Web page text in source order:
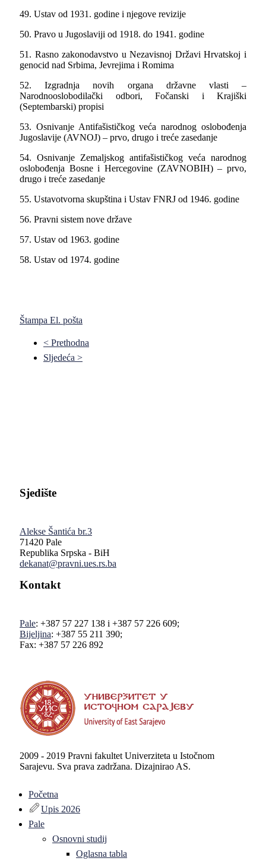
49. Ustav od 1931. godine i njegove revizije
50. Pravo u Jugoslaviji od 1918. do 1941. godine
51. Rasno zakonodavstvo u Nezavisnoj Državi Hrvatskoj i
genocid nad Srbima, Jevrejima i Romima
52. Izgradnja novih organa državne vlasti –
Narodnooslobodilački odbori, Fočanski i Krajiški
(Septembarski) propisi
53. Osnivanje Antifašističkog veća narodnog oslobođenja
Jugoslavije (AVNOJ) – prvo, drugo i treće zasedanje
54. Osnivanje Zemalјskog antifašističkog veća narodnog
oslobođenja Bosne i Hercegovine (ZAVNOBIH) – prvo,
drugo i treće zasedanje
55. Ustavotvorna skupština i Ustav FNRJ od 1946. godine
56. Pravni sistem nove države
57. Ustav od 1963. godine
58. Ustav od 1974. godine
Štampa El. pošta
< Prethodna
Sljedeća >
Sjedište
Alekse Šantića br.3
71420 Pale
Republika Srpska - BiH
dekanat@pravni.ues.rs.ba
Kontakt
Pale: +387 57 227 138 i +387 57 226 609;
Bijeljina: +387 55 211 390;
Fax: +387 57 226 892
2009 - 2019 Pravni fakultet Univerziteta u Istočnom
Sarajevu. Sva prava zadržana. Dizajnirao AS.
Početna
Upis 2026
Pale
Osnovni studij
Oglasna tabla